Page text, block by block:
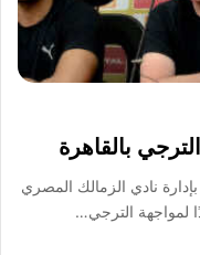
بالقاهرة
نادي الزمالك المصري
لمواجهة الترجي…